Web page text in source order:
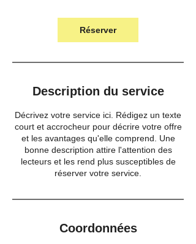
Réserver
Description du service
Décrivez votre service ici. Rédigez un texte
court et accrocheur pour décrire votre offre
et les avantages qu'elle comprend. Une
bonne description attire l'attention des
lecteurs et les rend plus susceptibles de
réserver votre service.
Coordonnées